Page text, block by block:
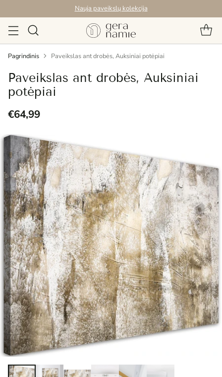
Nauja paveikslų kolekcija
Pagrindinis Paveikslas ant drobės, Auksiniai potėpiai
Paveikslas ant drobės, Auksiniai
potėpiai
Reguliari
kaina
€64,99